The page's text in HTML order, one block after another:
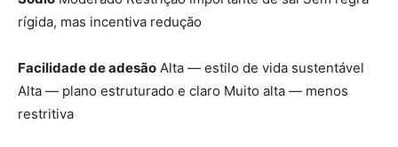
rígida, mas incentiva redução
Facilidade de adesão Alta — estilo de vida sustentável
Alta — plano estruturado e claro Muito alta — menos
restritiva